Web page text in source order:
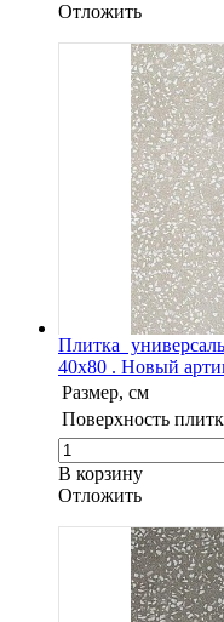
Oтложить
Плитка
40x80 . Новый
Размер, см
Поверхность
В корзину
Oтложить